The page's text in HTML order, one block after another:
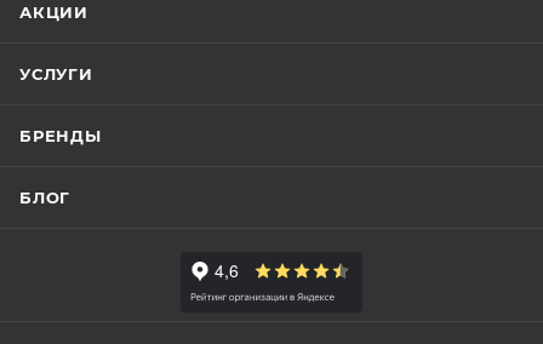
АКЦИИ
УСЛУГИ
БРЕНДЫ
БЛОГ